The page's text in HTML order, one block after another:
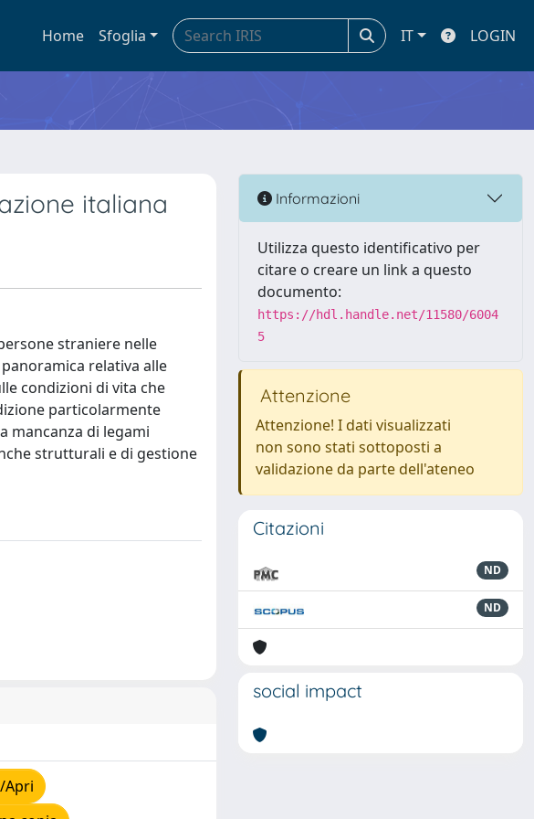
Home Sfoglia IT LOGIN
italiana
straniere nelle
relativa alle
condizioni di vita che
particolarmente
mancanza di legami
strutturali e di gestione
Apri
Informazioni
Utilizza questo identificativo per
citare o creare un link a questo
documento:
https://hdl.handle.net/11580/6004
5
Attenzione
Attenzione! I dati visualizzati
non sono stati sottoposti a
validazione da parte dell'ateneo
Citazioni
ND
ND
social impact